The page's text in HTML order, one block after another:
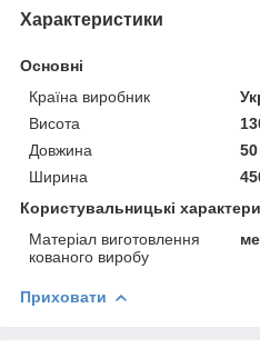
Характеристики
Основні
Країна виробник
Висота
Довжина
Ширина
Користувальницькі
Матеріал виготовлення
кованого виробу
Приховати